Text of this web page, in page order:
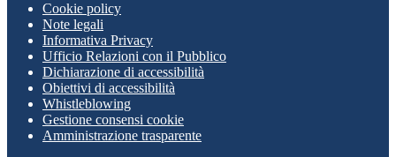
Cookie policy
Note legali
Informativa Privacy
Ufficio Relazioni con il Pubblico
Dichiarazione di accessibilità
Obiettivi di accessibilità
Whistleblowing
Gestione consensi cookie
Amministrazione trasparente